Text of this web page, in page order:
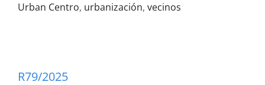
Urban Centro, urbanización, vecinos
R79/2025